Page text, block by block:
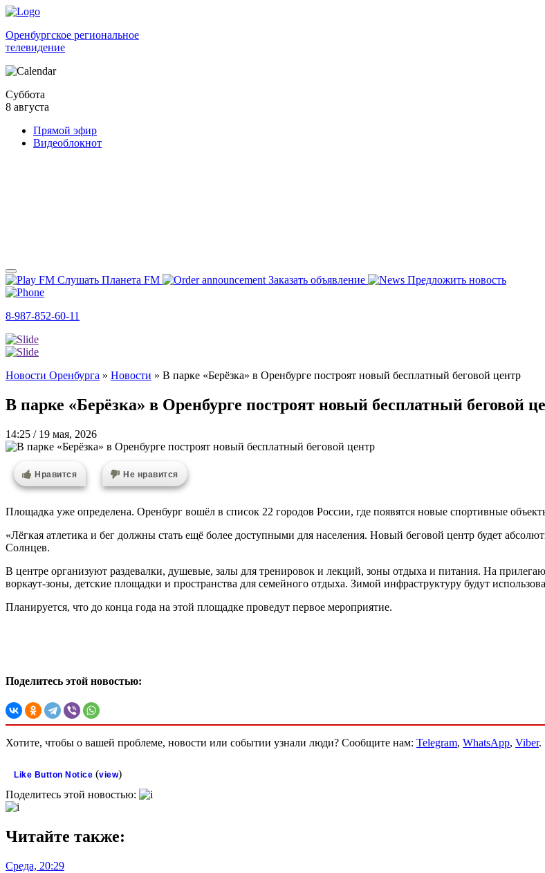
Оренбургское региональное
телевидение
Суббота
8 августа
Прямой эфир
Видеоблокнот
Слушать Планета FM Заказать объявление Предложить новость
8-987-852-60-11
Новости Оренбурга » Новости » В парке «Берёзка» в Оренбурге построят новый бесплатный беговой центр
В парке «Берёзка» в Оренбурге построят новый бесплатный беговой
14:25 / 19 мая, 2026
Нравится Не нравится
Площадка уже определена. Оренбург вошёл в список 22 городов России, где появятся новые спортивные
«Лёгкая атлетика и бег должны стать ещё более доступными для населения. Новый беговой центр будет
Солнцев.
В центре организуют раздевалки, душевые, залы для тренировок и лекций, зоны отдыха и питания. На
воркаут-зоны, детские площадки и пространства для семейного отдыха. Зимой инфраструктуру будут
Планируется, что до конца года на этой площадке проведут первое мероприятие.
Поделитесь этой новостью:
Хотите, чтобы о вашей проблеме, новости или событии узнали люди? Сообщите нам: Telegram, WhatsApp, Viber.
Like Button Notice (view)
Поделитесь этой новостью:
Читайте также:
Среда, 20:29